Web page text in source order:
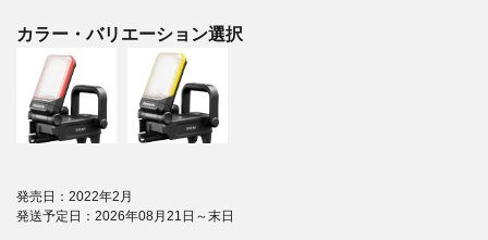
カラー・バリエーション選択
発売日：2022年2月
発送予定日：2026年08月21日～末日